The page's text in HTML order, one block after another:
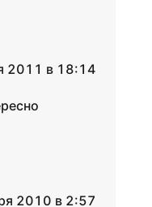
2011 в 18:14
2010 в 2:57